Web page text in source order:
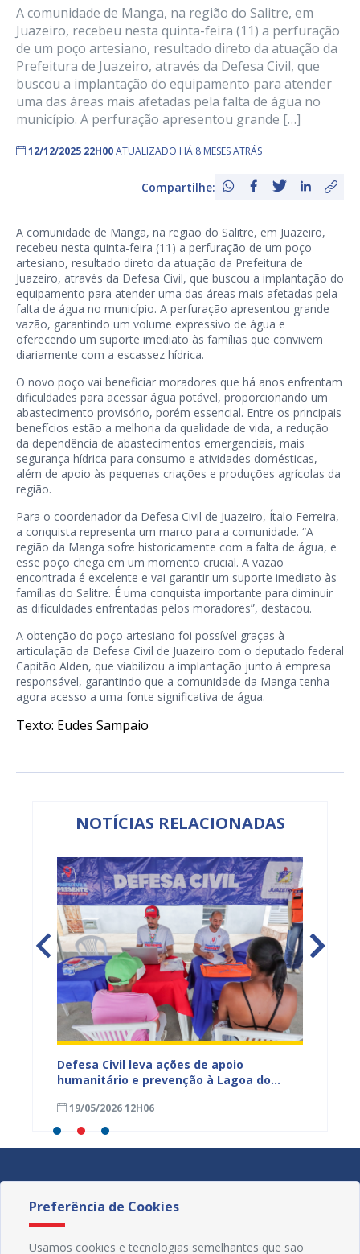
A comunidade de Manga, na região do Salitre, em
Juazeiro, recebeu nesta quinta-feira (11) a perfuração
de um poço artesiano, resultado direto da atuação da
Prefeitura de Juazeiro, através da Defesa Civil, que
buscou a implantação do equipamento para atender
uma das áreas mais afetadas pela falta de água no
município. A perfuração apresentou grande […]
12/12/2025 22H00ATUALIZADO HÁ 8 MESES ATRÁS
Compartilhe:
A comunidade de Manga, na região do Salitre, em Juazeiro,
recebeu nesta quinta-feira (11) a perfuração de um poço
artesiano, resultado direto da atuação da Prefeitura de
Juazeiro, através da Defesa Civil, que buscou a implantação do
equipamento para atender uma das áreas mais afetadas pela
falta de água no município. A perfuração apresentou grande
vazão, garantindo um volume expressivo de água e
oferecendo um suporte imediato às famílias que convivem
diariamente com a escassez hídrica.
O novo poço vai beneficiar moradores que há anos enfrentam
dificuldades para acessar água potável, proporcionando um
abastecimento provisório, porém essencial. Entre os principais
benefícios estão a melhoria da qualidade de vida, a redução
da dependência de abastecimentos emergenciais, mais
segurança hídrica para consumo e atividades domésticas,
além de apoio às pequenas criações e produções agrícolas da
região.
Para o coordenador da Defesa Civil de Juazeiro, Ítalo Ferreira,
a conquista representa um marco para a comunidade. “A
região da Manga sofre historicamente com a falta de água, e
esse poço chega em um momento crucial. A vazão
encontrada é excelente e vai garantir um suporte imediato às
famílias do Salitre. É uma conquista importante para diminuir
as dificuldades enfrentadas pelos moradores”, destacou.
A obtenção do poço artesiano foi possível graças à
articulação da Defesa Civil de Juazeiro com o deputado federal
Capitão Alden, que viabilizou a implantação junto à empresa
responsável, garantindo que a comunidade da Manga tenha
agora acesso a uma fonte significativa de água.
Texto: Eudes Sampaio
NOTÍCIAS RELACIONADAS
Defesa Civil leva ações de apoio
humanitário e prevenção à Lagoa do
19/05/2026 12H06
Preferência de Cookies
Usamos cookies e tecnologias semelhantes que são